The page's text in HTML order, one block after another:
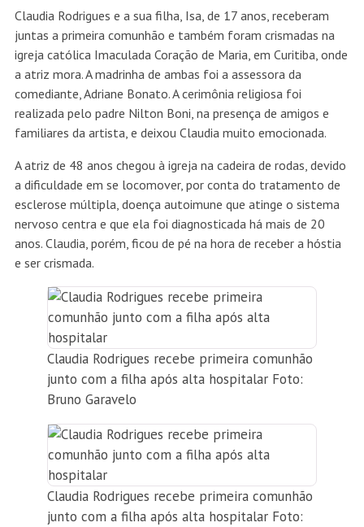
Claudia Rodrigues e a sua filha, Isa, de 17 anos, receberam
juntas a primeira comunhão e também foram crismadas na
igreja católica Imaculada Coração de Maria, em Curitiba, onde
a atriz mora. A madrinha de ambas foi a assessora da
comediante, Adriane Bonato. A cerimônia religiosa foi
realizada pelo padre Nilton Boni, na presença de amigos e
familiares da artista, e deixou Claudia muito emocionada.
A atriz de 48 anos chegou à igreja na cadeira de rodas, devido
a dificuldade em se locomover, por conta do tratamento de
esclerose múltipla, doença autoimune que atinge o sistema
nervoso centra e que ela foi diagnosticada há mais de 20
anos. Claudia, porém, ficou de pé na hora de receber a hóstia
e ser crismada.
Claudia Rodrigues recebe primeira comunhão
junto com a filha após alta hospitalar Foto:
Bruno Garavelo
Claudia Rodrigues recebe primeira comunhão
junto com a filha após alta hospitalar Foto: